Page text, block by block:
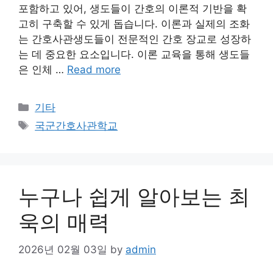
포함하고 있어, 생도들이 간호의 이론적 기반을 확
고히 구축할 수 있게 돕습니다. 이론과 실제의 조화
는 간호사관생도들이 전문적인 간호 장교로 성장하
는 데 중요한 요소입니다. 이론 교육을 통해 생도들
은 인체 … Read more
Categories
기타
Tags
국군간호사관학교
누구나 쉽게 알아보는 최
욱의 매력
2026년 02월 03일 by admin